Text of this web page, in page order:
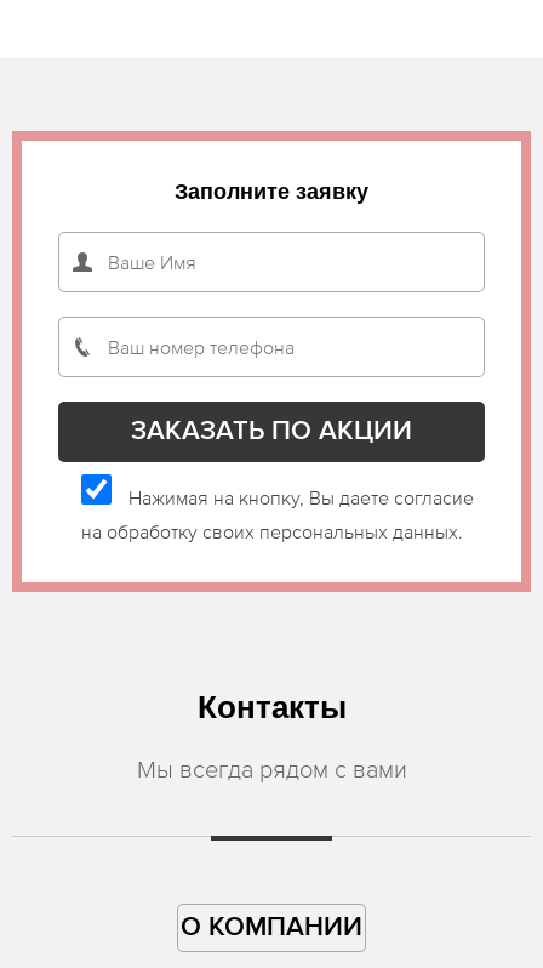
Заполните заявку
Нажимая на кнопку, Вы даете согласие
на обработку своих персональных данных.
Контакты
Мы всегда рядом с вами
О КОМПАНИИ